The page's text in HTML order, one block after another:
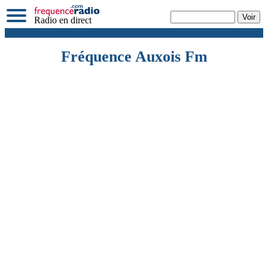
Radio en direct
Fréquence Auxois Fm